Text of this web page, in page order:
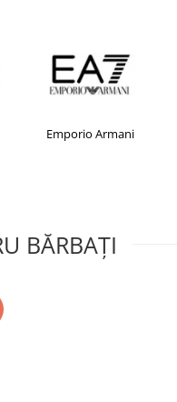
Emporio Armani
BĂRBAŢI